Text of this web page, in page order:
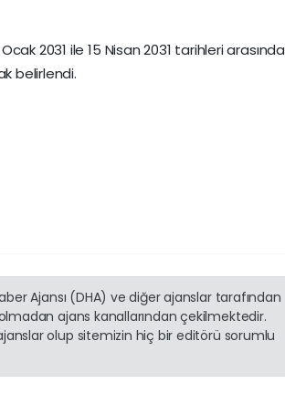
2031 ile 15 Nisan 2031 tarihleri arasında
belirlendi.
Ajansı (DHA) ve diğer ajanslar tarafından
ajans kanallarından çekilmektedir.
olup sitemizin hiç bir editörü sorumlu